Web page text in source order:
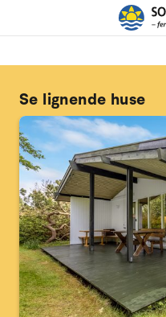
Se lignende huse